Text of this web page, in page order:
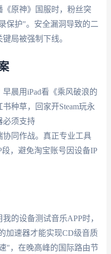
原神》国服时，粉丝突
保护"。安全漏洞导致的二
局被强制下线。
晨用iPad看《乘风破浪的
种草，回家开Steam玩永
须支持
协同作战。真正专业工具
，避免淘宝账号因设备IP
的设备测试音乐APP时，
加速器才能实现CD级音质
"，在晚高峰的国际路由节